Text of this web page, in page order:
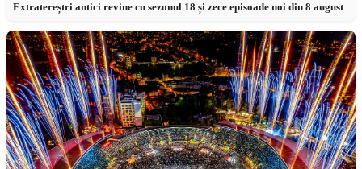
Extratereștri antici revine cu sezonul 18 și zece episoade noi din 8 august